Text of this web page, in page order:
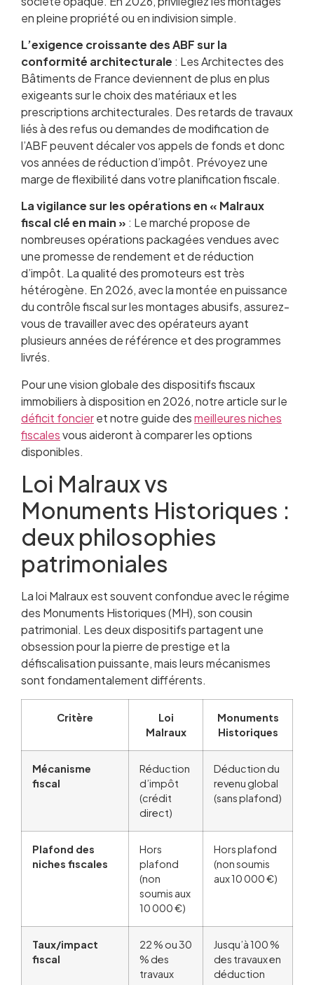
en pleine propriété ou en indivision simple.
L’exigence croissante des ABF sur la
conformité architecturale : Les Architectes des
Bâtiments de France deviennent de plus en plus
exigeants sur le choix des matériaux et les
prescriptions architecturales. Des retards de travaux
liés à des refus ou demandes de modification de
l’ABF peuvent décaler vos appels de fonds et donc
vos années de réduction d’impôt. Prévoyez une
marge de flexibilité dans votre planification fiscale.
La vigilance sur les opérations en « Malraux
fiscal clé en main » : Le marché propose de
nombreuses opérations packagées vendues avec
une promesse de rendement et de réduction
d’impôt. La qualité des promoteurs est très
hétérogène. En 2026, avec la montée en puissance
du contrôle fiscal sur les montages abusifs, assurez-
vous de travailler avec des opérateurs ayant
plusieurs années de référence et des programmes
livrés.
Pour une vision globale des dispositifs fiscaux
immobiliers à disposition en 2026, notre article sur le
déficit foncieret notre guide desmeilleures niches
fiscalesvous aideront à comparer les options
disponibles.
Loi Malraux vs
Monuments Historiques :
deux philosophies
patrimoniales
La loi Malraux est souvent confondue avec le régime
des Monuments Historiques (MH), son cousin
patrimonial. Les deux dispositifs partagent une
obsession pour la pierre de prestige et la
défiscalisation puissante, mais leurs mécanismes
sont fondamentalement différents.
Critère
Loi
Malraux
Monuments
Historiques
Mécanisme
fiscal
Réduction
d’impôt
(crédit
direct)
Déduction du
revenu global
(sans plafond)
Plafond des
niches fiscales
Hors
plafond
(non
soumis aux
10 000 €)
Hors plafond
(non soumis
aux 10 000 €)
Taux/impact
fiscal
22 % ou 30
% des
travaux
Jusqu’à 100 %
des travaux en
déduction